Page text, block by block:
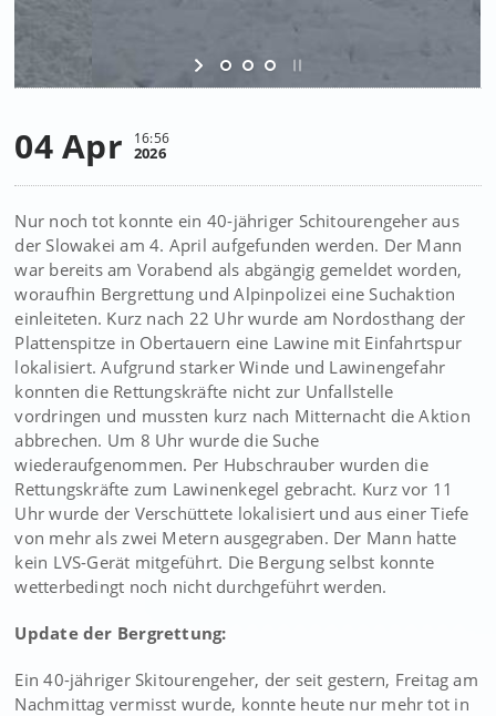
04 Apr 16:56
2026
Nur noch tot konnte ein 40-jähriger Schitourengeher aus
der Slowakei am 4. April aufgefunden werden. Der Mann
war bereits am Vorabend als abgängig gemeldet worden,
woraufhin Bergrettung und Alpinpolizei eine Suchaktion
einleiteten. Kurz nach 22 Uhr wurde am Nordosthang der
Plattenspitze in Obertauern eine Lawine mit Einfahrtspur
lokalisiert. Aufgrund starker Winde und Lawinengefahr
konnten die Rettungskräfte nicht zur Unfallstelle
vordringen und mussten kurz nach Mitternacht die Aktion
abbrechen. Um 8 Uhr wurde die Suche
wiederaufgenommen. Per Hubschrauber wurden die
Rettungskräfte zum Lawinenkegel gebracht. Kurz vor 11
Uhr wurde der Verschüttete lokalisiert und aus einer Tiefe
von mehr als zwei Metern ausgegraben. Der Mann hatte
kein LVS-Gerät mitgeführt. Die Bergung selbst konnte
wetterbedingt noch nicht durchgeführt werden.
Update der Bergrettung:
Ein 40-jähriger Skitourengeher, der seit gestern, Freitag am
Nachmittag vermisst wurde, konnte heute nur mehr tot in